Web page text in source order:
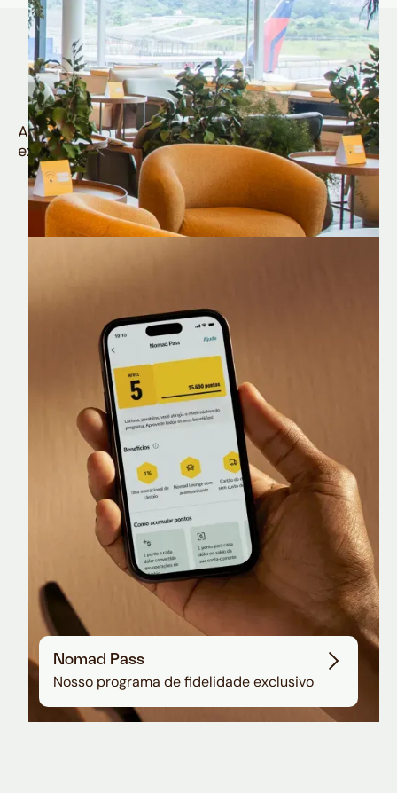
Quem é Nomad tem
muito mais
Aproveite todos os benefícios e vantagens
exclusivas da sua Conta Internacional
Nomad Lounge
Sala VIP no Aeroporto de Guarulhos
Nomad Pass
Nosso programa de fidelidade exclusivo